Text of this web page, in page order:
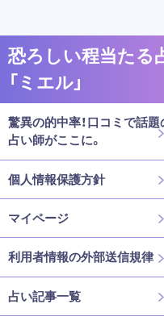
恐ろしい程当たる
「ミエル」
驚異の的中率！口コミで話題
占い師がここに。
個人情報保護方針
マイページ
利用者情報の外部送信規律
占い記事一覧